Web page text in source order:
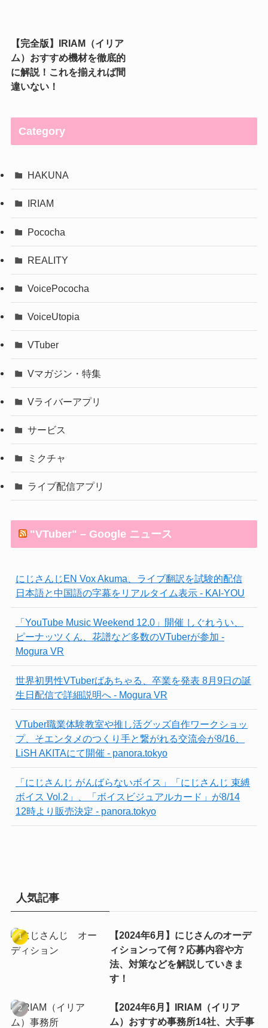
【完全版】IRIAM（イリア
ム）おすすめ機材を徹底的
に解説！これを揃えれば間
違いない！
Category
HAKUNA
IRIAM
Pococha
REALITY
VoicePococha
VoiceUtopia
VTuber
Vマガジン・特集
Vライバーアプリ
サービス
ミクチャ
ライブ配信アプリ
"VTuber" – Google ニュース
にじさんじEN Vox Akuma、ライブ翻訳を試験的配信
日本語と中国語の字幕をリアルタイム表示 - KAI-YOU
「YouTube Music Weekend 12.0」開催 しぐれうい、
ピーナッツくん、花譜など多数のVTuberが参加 -
Mogura VR
世界初男性VTuberばあちゃる、卒業を発表 8月9日の誕
生日配信で詳細説明へ - Mogura VR
VTuber職業体験教室や推し活グッズ自作ワークショッ
プ、そエンタメのつくり手と繋がれる交流会が8/16、
LiSH AKITAにて開催 - panora.tokyo
「にじさんじ がんばらないボイス」「にじさんじ 束縛
ボイス Vol.2」、「ボイスビジュアルカード」が8/14
12時より販売決定 - panora.tokyo
人気記事
【2024年6月】にじさんのオーデ
ィションって何？応募内容や方
法、対策などを解説していきま
す！
【2024年6月】IRIAM（イリア
ム）おすすめ事務所14社、大手事